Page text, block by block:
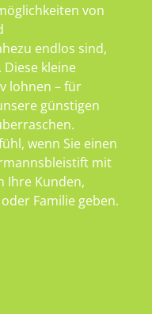
von
endlos sind,
kleine
lohnen – für
günstigen
wenn Sie einen
mit
Ihre Kunden,
Familie geben.